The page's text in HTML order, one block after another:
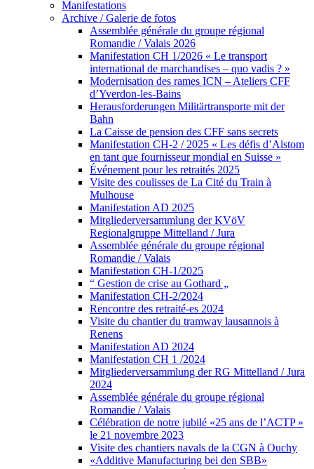
Manifestations
Archive / Galerie de fotos
Assemblée générale du groupe régional
Romandie / Valais 2026
Manifestation CH 1/2026 « Le transport
international de marchandises – quo vadis ? »
Modernisation des rames ICN – Ateliers CFF
d’Yverdon-les-Bains
Herausforderungen Militärtransporte mit der
Bahn
La Caisse de pension des CFF sans secrets
Manifestation CH-2 / 2025 « Les défis d’Alstom
en tant que fournisseur mondial en Suisse »
Événement pour les retraités 2025
Visite des coulisses de La Cité du Train à
Mulhouse
Manifestation AD 2025
Mitgliederversammlung der KVöV
Regionalgruppe Mittelland / Jura
Assemblée générale du groupe régional
Romandie / Valais
Manifestation CH-1/2025
“ Gestion de crise au Gothard „
Manifestation CH-2/2024
Rencontre des retraité-es 2024
Visite du chantier du tramway lausannois à
Renens
Manifestation AD 2024
Manifestation CH 1 /2024
Mitgliederversammlung der RG Mittelland / Jura
2024
Assemblée générale du groupe régional
Romandie / Valais
Célébration de notre jubilé «25 ans de l’ACTP »
le 21 novembre 2023
Visite des chantiers navals de la CGN à Ouchy
«Additive Manufacturing bei den SBB»